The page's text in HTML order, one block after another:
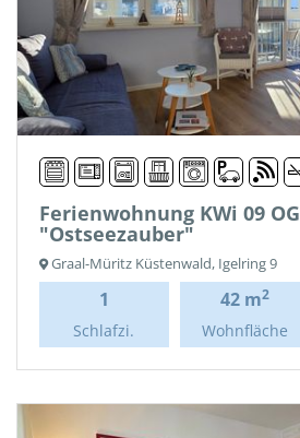
Ferienwohnung KWi 09 OG
"Ostseezauber"
Graal-Müritz Küstenwald, Igelring 9
1
Schlafzi.
42 m2
Wohnfläche